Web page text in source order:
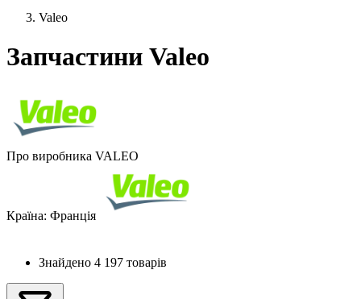
Valeo
Запчастини Valeo
Про виробника VALEO
Країна: Франція
Знайдено 4 197 товарів